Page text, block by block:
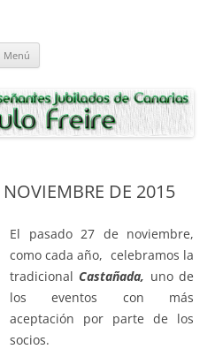
Freire
Menú
DE 2015
El pasado 27 de noviembre,
como cada año, celebramos la
tradicional Castañada, uno de
los eventos con más
aceptación por parte de los
socios.